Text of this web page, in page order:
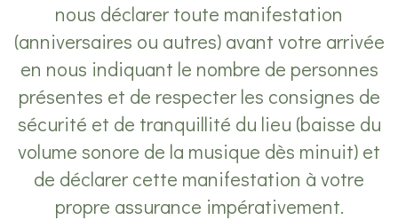
nous déclarer toute manifestation
(anniversaires ou autres) avant votre arrivée
en nous indiquant le nombre de personnes
présentes et de respecter les consignes de
sécurité et de tranquillité du lieu (baisse du
volume sonore de la musique dès minuit) et
de déclarer cette manifestation à votre
propre assurance impérativement.